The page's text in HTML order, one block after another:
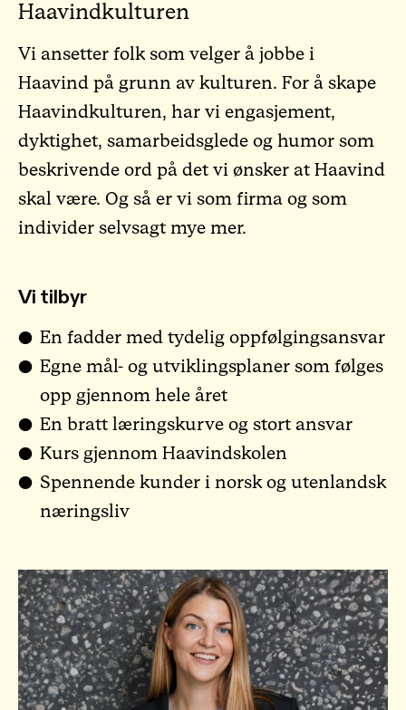
Haavindkulturen
Vi ansetter folk som velger å jobbe i
Haavind på grunn av kulturen. For å skape
Haavindkulturen, har vi engasjement,
dyktighet, samarbeidsglede og humor som
beskrivende ord på det vi ønsker at Haavind
skal være. Og så er vi som firma og som
individer selvsagt mye mer.
Vi tilbyr
En fadder med tydelig oppfølgingsansvar
Egne mål- og utviklingsplaner som følges
opp gjennom hele året
En bratt læringskurve og stort ansvar
Kurs gjennom Haavindskolen
Spennende kunder i norsk og utenlandsk
næringsliv